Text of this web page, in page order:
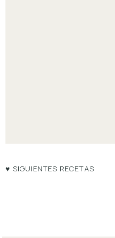
♥ SIGUIENTES RECETAS